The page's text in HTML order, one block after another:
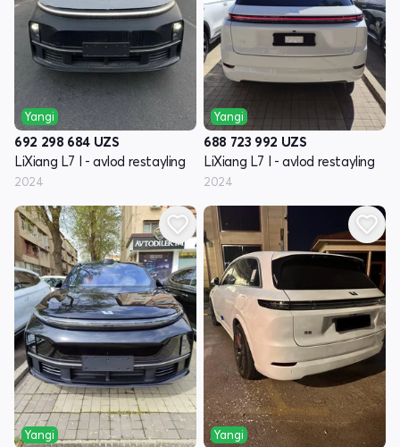
Yangi
692 298 684 UZS
LiXiang L7 I - avlod restayling
2024
Yangi
688 723 992 UZS
LiXiang L7 I - avlod restayling
2024
Yangi Yangi